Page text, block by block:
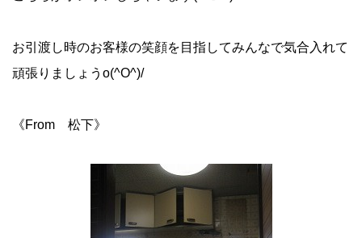
お引渡し時のお客様の笑顔を目指してみんなで気合入れて
頑張りましょうo(^O^)/
《From 松下》